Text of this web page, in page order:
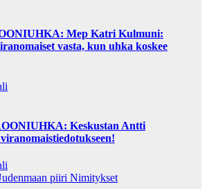
Mep Katri Kulmuni:
vasta, kun uhka koskee
Keskustan Antti
piiri Nimitykset